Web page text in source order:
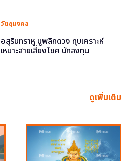
วัตถุมงคล
อสุรินทราหู มูพลิกดวง ทุบเคราะห์
เหมาะสายเสี่ยงโชค นักลงทุน
ดูเพิ่มเติม